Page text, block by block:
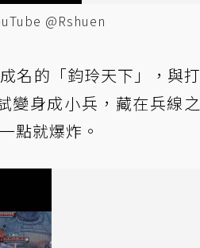
@Rshuen
名的「鈞玲天下」，與打
變身成小兵，藏在兵線之
點就爆炸。